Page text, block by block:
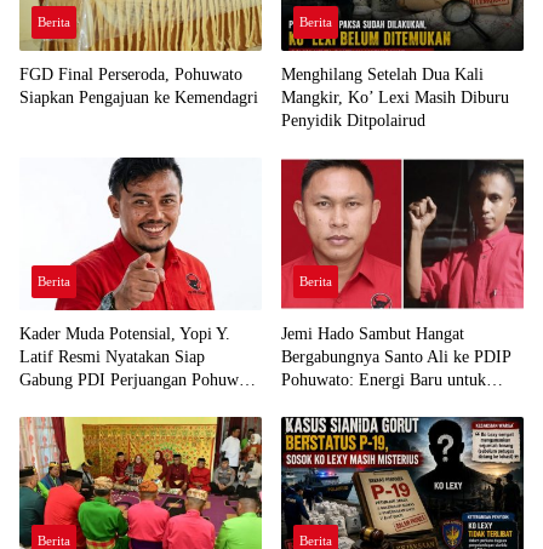
Berita
FGD Final Perseroda, Pohuwato
Siapkan Pengajuan ke Kemendagri
Berita
Menghilang Setelah Dua Kali
Mangkir, Ko’ Lexi Masih Diburu
Penyidik Ditpolairud
Berita
Kader Muda Potensial, Yopi Y.
Latif Resmi Nyatakan Siap
Gabung PDI Perjuangan Pohuwato
Berita
Jemi Hado Sambut Hangat
Bergabungnya Santo Ali ke PDIP
Pohuwato: Energi Baru untuk
Berita Berita